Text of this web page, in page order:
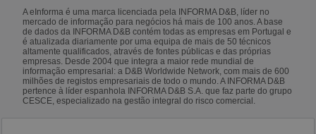
A eInforma é uma marca licenciada pela INFORMA D&B, líder no
mercado de informação para negócios há mais de 100 anos. A base
de dados da INFORMA D&B contém todas as empresas em Portugal e
é atualizada diariamente por uma equipa de mais de 50 técnicos
altamente qualificados, através de fontes públicas e das próprias
empresas. Desde 2004 que integra a maior rede mundial de
informação empresarial: a D&B Worldwide Network, com mais de 600
milhões de registos empresariais de todo o mundo. A INFORMA D&B
pertence à líder espanhola INFORMA D&B S.A. que faz parte do grupo
CESCE, especializado na gestão integral do risco comercial.